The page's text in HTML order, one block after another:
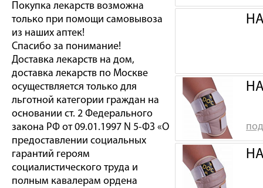
Покупка лекарств возможна
только при помощи самовывоза
из наших аптек!
Спасибо за понимание!
Доставка лекарств на дом,
доставка лекарств по Москве
осуществляется только для
льготной категории граждан на
основании ст. 2 Федерального
закона РФ от 09.01.1997 N 5-ФЗ «О
предоставлении социальных
гарантий героям
социалистического труда и
полным кавалерам ордена